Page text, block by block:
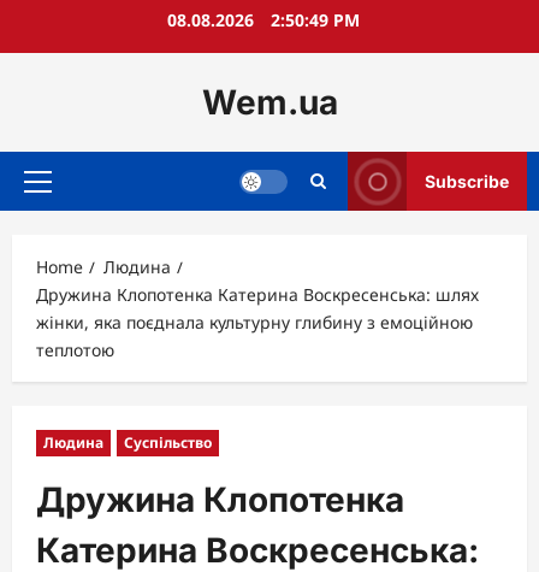
08.08.2026 2:50:50 PM
Wem.ua
Primary
Subscribe
Home
Людина
Дружина Клопотенка Катерина Воскресенська: шлях
жінки, яка поєднала культурну глибину з емоційною
теплотою
Людина Суспільство
Дружина Клопотенка
Катерина Воскресенська: